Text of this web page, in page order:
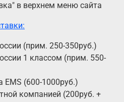
в верхнем меню сайта
(прим. 250-350руб.)
1 классом (прим. 550-
EMS (600-1000руб.)
компанией (200руб. +